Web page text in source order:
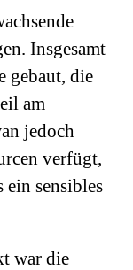
Insgesamt
gebaut, die
am
jedoch
verfügt,
ein sensibles
war die